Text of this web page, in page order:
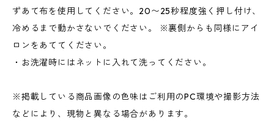
ずあて布を使用してください。20〜25秒程度強く押し付け、
冷めるまで動かさないでください。 ※裏側からも同様にアイ
ロンをあててください。
・お洗濯時にはネットに入れて洗ってください。
※掲載している商品画像の色味はご利用のPC環境や撮影方法
などにより、現物と異なる場合があります。